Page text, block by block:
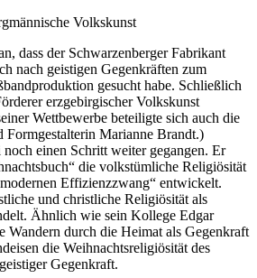
dass der Schwarzenberger Fabrikant
nach geistigen Gegenkräften zum
gesucht habe. Schließlich
erzgebirgischer Volkskunst
Wettbewerbe beteiligte sich auch die
Marianne Brandt.)
einen Schritt weiter gegangen. Er
die volkstümliche Religiösität
Effizienzzwang“ entwickelt.
und christliche Religiösität als
Ähnlich wie sein Kollege Edgar
Wandern durch die Heimat als Gegenkraft
die Weihnachtsreligiösität des
Gegenkraft.